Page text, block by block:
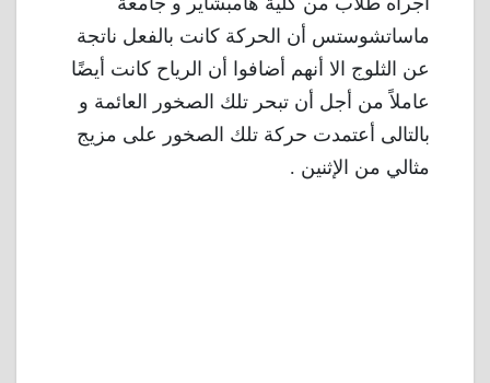
ماساتشوستس أن الحركة كانت بالفعل ناتجة
عن الثلوج الا أنهم أضافوا أن الرياح كانت أيضًا
عاملاً من أجل أن تبحر تلك الصخور العائمة و
بالتالى أعتمدت حركة تلك الصخور على مزيج
مثالي من الإثنين .